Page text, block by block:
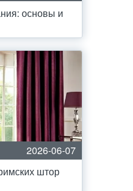
основы и
2026-06-07
штор